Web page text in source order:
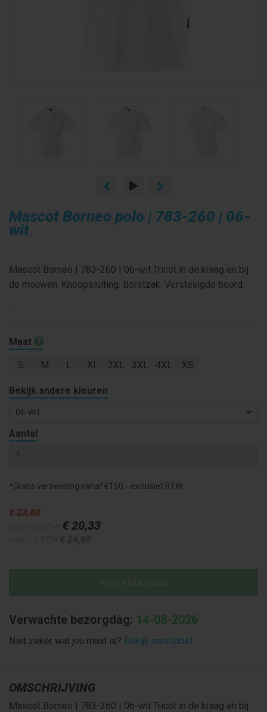
Mascot Borneo polo | 783-260 | 06-
wit
Mascot Borneo | 783-260 | 06-wit Tricot in de kraag en bij
de mouwen. Knoopsluiting. Borstzak. Verstevigde boord.
Maat
S M L XL 2XL 3XL 4XL XS
Bekijk andere kleuren
06-Wit
Aantal
*Gratis verzending vanaf €150,- exclusief BTW
€ 23,88
€ 20,33
Verwachte bezorgdag: 14-08-2026
Niet zeker wat jou maat is? Bekijk maattabel
OMSCHRIJVING
Mascot Borneo | 783-260 | 06-wit Tricot in de kraag en bij